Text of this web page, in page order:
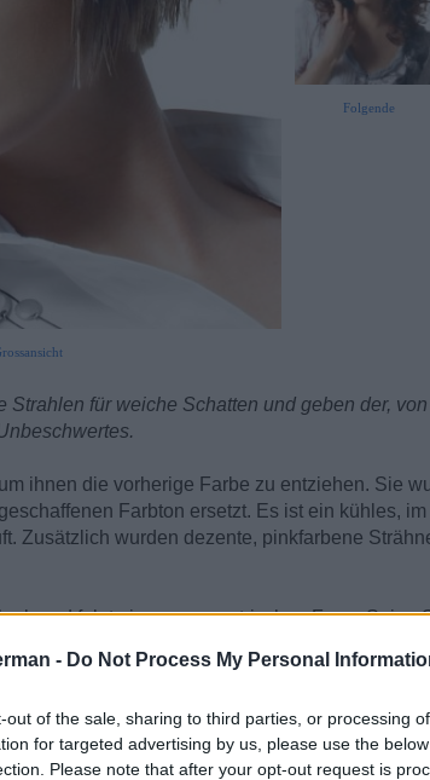
- Do Not Process My Personal
out of the sale, sharing to third parties, or processing
for targeted advertising by us, please use the
Please note that after your opt-out request is
Folgende
für weiche Schatten und geben der,
ihnen die vorherige Farbe zu entziehen. Sie
Farbton ersetzt. Es ist ein kühles, im
Zusätzlich wurden dezente, pinkfarbene
ab und folgt einer asymmetrischen Form. Seine
Leichtigkeit wird auch im Styling viel Wert auf
Festiger. Mit dem Glätteisen
abschließend mittels Fingertechniken